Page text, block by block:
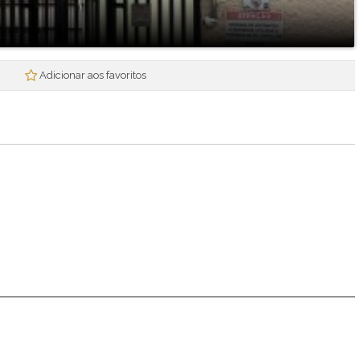
Mogi Plaza
Morada Mineira
Mosaico da Serra
Mosaico Essence
Mosaico Horizontes
Adicionar aos favoritos